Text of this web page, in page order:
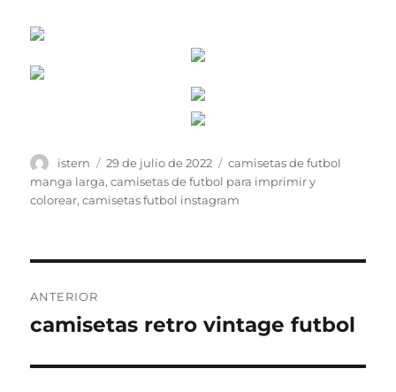
Autor
istern
Publicado
el
29 de julio de 2022 Etiquetas
camisetas de futbol
manga larga,camisetas de futbol para imprimir y
colorear,camisetas futbol instagram
de
ANTERIOR
Entrada
camisetas retro vintage futbol